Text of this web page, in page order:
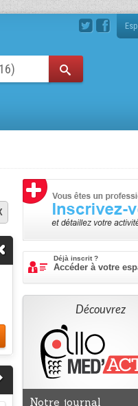
Déjà inscrit ?
Accéder à votre
Découvrez
Notre journal